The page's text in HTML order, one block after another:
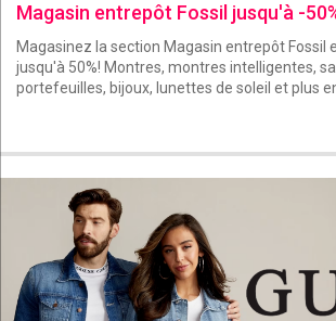
Magasin entrepôt Fossil jusqu'à -
Magasinez la section Magasin entrepôt Fossil
jusqu'à 50%! Montres, montres intelligentes,
portefeuilles, bijoux, lunettes de soleil et plus